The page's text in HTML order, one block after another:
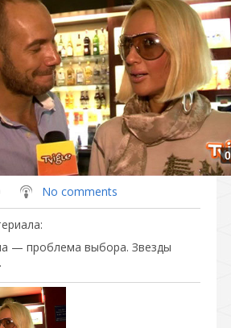
No comments
:
— проблема выбора. Звезды